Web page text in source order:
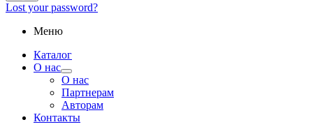
Lost your password?
Меню
Каталог
О нас
О нас
Партнерам
Авторам
Контакты